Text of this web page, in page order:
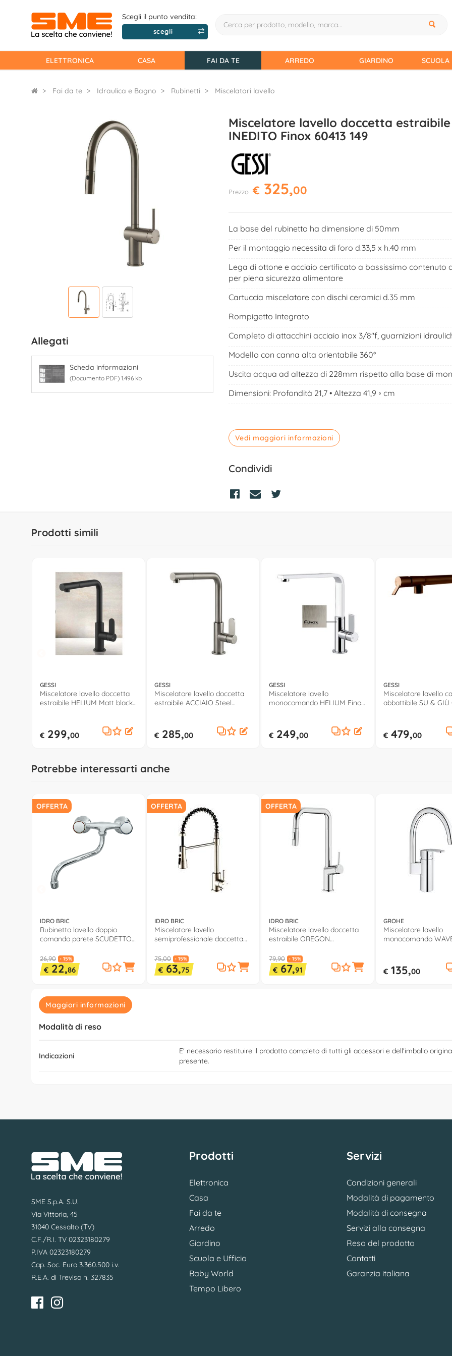
Scegli il punto vendita:
scegli
ELETTRONICA CASA FAI DA TE ARREDO GIARDINO SCUOLA
Fai da te Idraulica e Bagno Rubinetti Miscelatori lavello
Allegati
Scheda informazioni
(Documento PDF) 1.496 kb
Miscelatore lavello doccetta estraibile
INEDITO Finox 60413 149
Prezzo € 325,00
La base del rubinetto ha dimensione di 50mm
Per il montaggio necessita di foro d.33,5 x h.40 mm
Lega di ottone e acciaio certificato a bassissimo contenuto
per piena sicurezza alimentare
Cartuccia miscelatore con dischi ceramici d.35 mm
Rompigetto Integrato
Completo di attacchini acciaio inox 3/8"f, guarnizioni
Modello con canna alta orientabile 360°
Uscita acqua ad altezza di 228mm rispetto alla base di
Dimensioni: Profondità 21,7 • Altezza 41,9 ◦ cm
Vedi maggiori informazioni
Condividi
Prodotti simili
GESSI
Miscelatore lavello doccetta
estraibile HELIUM Matt black
€ 299,00
GESSI
Miscelatore lavello doccetta
estraibile ACCIAIO Steel
€ 285,00
GESSI
Miscelatore lavello
monocomando HELIUM Finox
€ 249,00
GESSI
Miscelatore lavello
abbattibile SU & GIÙ
€ 479,00
Potrebbe interessarti anche
OFFERTA
IDRO BRIC
Rubinetto lavello doppio
comando parete SCUDETTO
26,90 - 15%
€ 22,86
OFFERTA
IDRO BRIC
Miscelatore lavello
semiprofessionale doccetta
SCARUB1161AC
75,00 - 15%
€ 63,75
OFFERTA
IDRO BRIC
Miscelatore lavello doccetta
estraibile OREGON
SCARUB1511CR
79,90 - 15%
€ 67,91
GROHE
Miscelatore lavello
monocomando
€ 135,00
Maggiori informazioni
Modalità di reso
Indicazioni
E' necessario restituire il prodotto completo di tutti gli accessori e dell'imballo
presente.
SME S.p.A. S.U.
Via Vittoria, 45
31040 Cessalto (TV)
C.F./R.I. TV 02323180279
P.IVA 02323180279
Cap. Soc. Euro 3.360.500 i.v.
R.E.A. di Treviso n. 327835
Prodotti
Elettronica
Casa
Fai da te
Arredo
Giardino
Scuola e Ufficio
Baby World
Tempo Libero
Servizi
Condizioni generali
Modalità di pagamento
Modalità di consegna
Servizi alla consegna
Reso del prodotto
Contatti
Garanzia italiana